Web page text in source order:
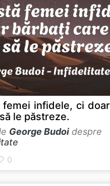
femei infidele, ci
le păstreze.
George Budoi despre